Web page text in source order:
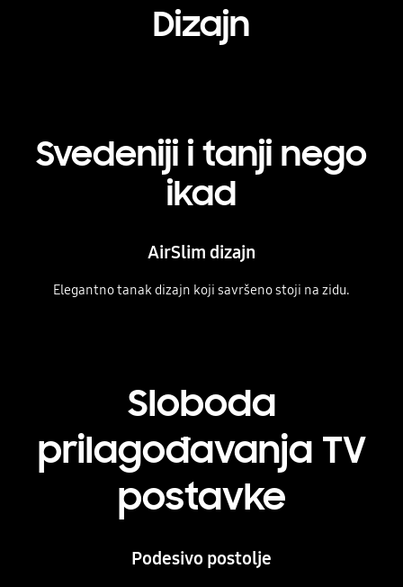
Dizajn
Svedeniji i tanji nego
ikad
AirSlim dizajn
Elegantno tanak dizajn koji savršeno stoji na zidu.
Sloboda
prilagođavanja TV
postavke
Podesivo postolje